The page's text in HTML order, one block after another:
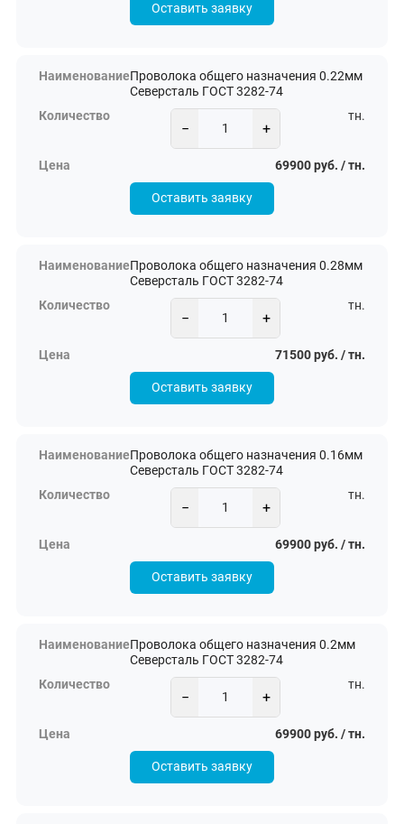
Оставить заявку
Проволока общего назначения 0.22мм
Северсталь ГОСТ 3282-74
− +
тн.
69900 руб. / тн.
Оставить заявку
Проволока общего назначения 0.28мм
Северсталь ГОСТ 3282-74
− +
тн.
71500 руб. / тн.
Оставить заявку
Проволока общего назначения 0.16мм
Северсталь ГОСТ 3282-74
− +
тн.
69900 руб. / тн.
Оставить заявку
Проволока общего назначения 0.2мм
Северсталь ГОСТ 3282-74
− +
тн.
69900 руб. / тн.
Оставить заявку